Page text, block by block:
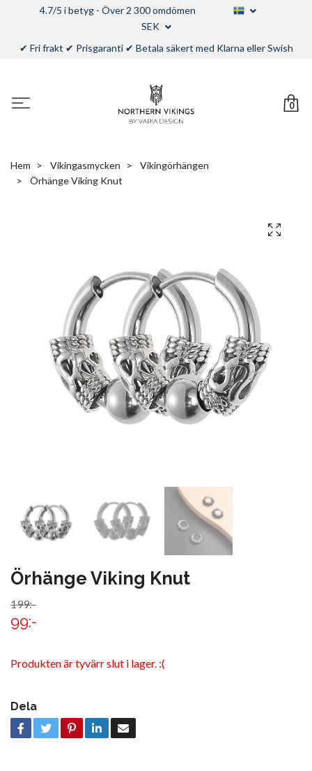
4.7/5 i betyg - Över 2 300 omdömen
SEK
✔ Fri frakt ✔ Prisgaranti ✔ Betala säkert med Klarna eller Swish
0
Hem Vikingasmycken
Vikingörhängen
Örhänge Viking Knut
Örhänge Viking Knut
199:-
99:-
Produkten är tyvärr slut i lager. :(
Dela